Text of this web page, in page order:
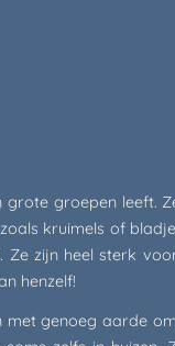
groepen leeft.
kruimels of
zijn heel sterk
henzelf!
genoeg aarde